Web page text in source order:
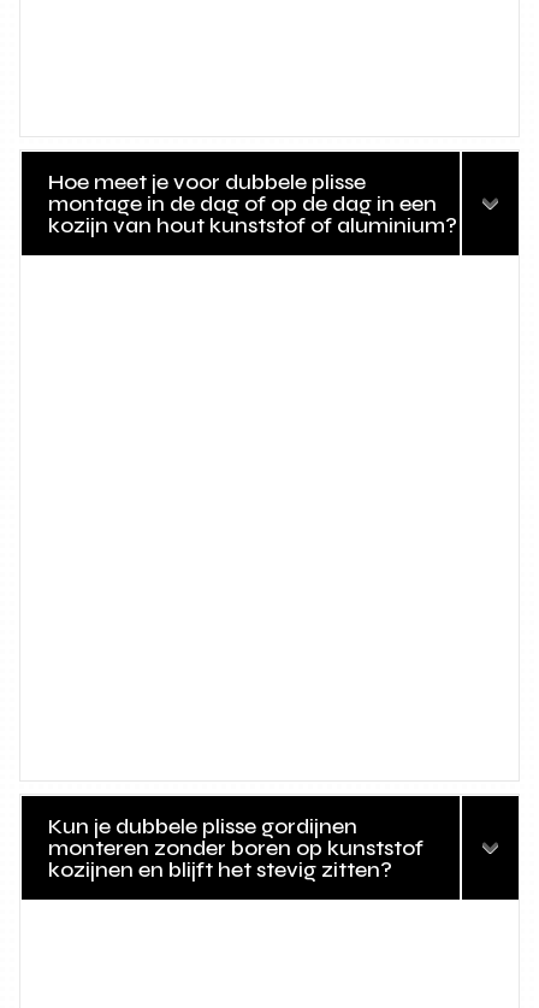
Hoe meet je voor dubbele plisse
montage in de dag of op de dag in een
kozijn van hout kunststof of aluminium?
Kun je dubbele plisse gordijnen
monteren zonder boren op kunststof
kozijnen en blijft het stevig zitten?